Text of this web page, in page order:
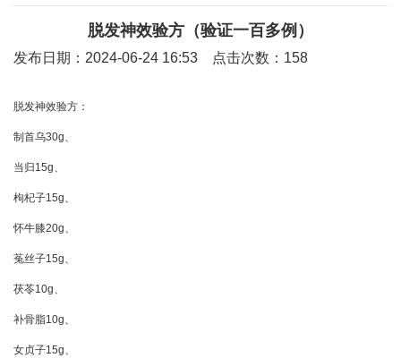
​脱发神效验方（验证一百多例）
发布日期：2024-06-24 16:53 点击次数：158
脱发神效验方：
制首乌30g、
当归15g、
枸杞子15g、
怀牛膝20g、
菟丝子15g、
茯苓10g、
补骨脂10g、
女贞子15g、